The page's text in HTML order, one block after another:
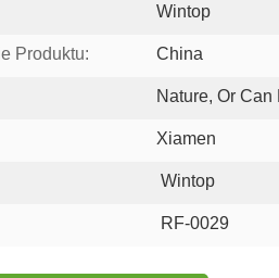
Wintop
Produktu: China
Nature, Or Can
Xiamen
Wintop
RF-0029